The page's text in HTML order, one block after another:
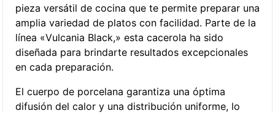
pieza versátil de cocina que te permite preparar una
amplia variedad de platos con facilidad. Parte de la
línea «Vulcania Black,» esta cacerola ha sido
diseñada para brindarte resultados excepcionales
en cada preparación.
El cuerpo de porcelana garantiza una óptima
difusión del calor y una distribución uniforme, lo